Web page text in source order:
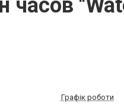
часов
Графік роботи